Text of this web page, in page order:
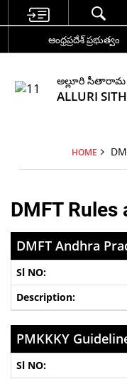
ఆంధ్రప్రదేశ్ ప్రభుత్వం
అల్లూరి సీతారామ
ALLURI
HOME
DMFT
DMFT Andhra
PMKKKY